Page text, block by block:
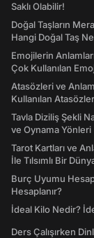
Saklı Olabilir!
Doğal Taşların
Hangi Doğal Taş
Emojilerin
Çok Kullanılan
Atasözleri ve
Kullanılan
Tavla Diziliş Şekli
ve Oynama Yönleri
Tarot Kartları ve
İle Tılsımlı Bir
Burç Uyumu
Hesaplanır?
İdeal Kilo Nedir?
Ders Çalışırken